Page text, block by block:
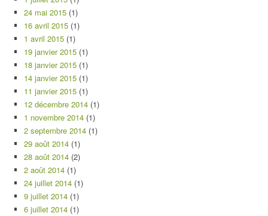
24 mai 2015 (1)
16 avril 2015 (1)
1 avril 2015 (1)
19 janvier 2015 (1)
18 janvier 2015 (1)
14 janvier 2015 (1)
11 janvier 2015 (1)
12 décembre 2014 (1)
1 novembre 2014 (1)
2 septembre 2014 (1)
29 août 2014 (1)
28 août 2014 (2)
2 août 2014 (1)
24 juillet 2014 (1)
9 juillet 2014 (1)
6 juillet 2014 (1)